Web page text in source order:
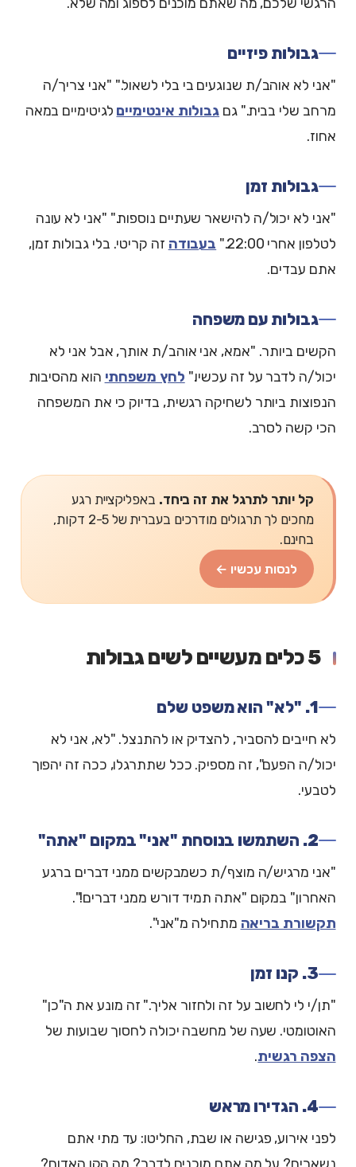
גבולות פיזיים
"אני לא אוהב/ת שנוגעים בי בלי לשאול." "אני צריך/ה
מרחב שלי בבית." גם גבולות אינטימיים לגיטימיים במאה
אחוז.
גבולות זמן
"אני לא יכול/ה להישאר שעתיים נוספות." "אני לא עונה
לטלפון אחרי 22:00."
בעבודה זה קריטי. בלי גבולות זמן,
אתם עבדים.
גבולות עם משפחה
הקשים ביותר. "אמא, אני אוהב/ת אותך, אבל אני לא
יכול/ה לדבר על זה עכשיו." לחץ משפחתי הוא מהסיבות
הנפוצות ביותר לשחיקה רגשית, בדיוק כי את המשפחה
הכי קשה לסרב.
קל יותר לתרגל את זה ביחד. באפליקציית רגע
מחכים לך תרגולים מודרכים בעברית של 2-5 דקות,
בחינם.
לנסות עכשיו ←
5 כלים מעשיים לשים גבולות
1. "לא" הוא משפט שלם
לא חייבים להסביר, להצדיק או להתנצל. "לא, אני לא
יכול/ה הפעם", זה מספיק. ככל שתתרגלו, ככה זה יהפוך
לטבעי.
2. השתמשו בנוסחת "אני" במקום "אתה"
"אני מרגיש/ה מוצף/ת כשמבקשים ממני דברים ברגע
האחרון" במקום "אתה תמיד דורש ממני דברים!".
תקשורת בריאה מתחילה מ"אני".
3. קנו זמן
"תן/י לי לחשוב על זה ולחזור אליך." זה מונע את ה"כן"
האוטומטי. שעה של מחשבה יכולה לחסוך שבועות של
הצפה רגשית.
4. הגדירו מראש
לפני אירוע, פגישה או שבת, החליטו: עד מתי אתם